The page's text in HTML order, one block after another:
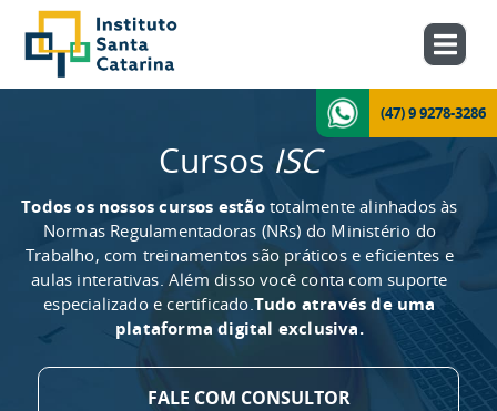
(47) 9 9278-3286
Cursos ISC
Todos os nossos cursos estãototalmente alinhados às
Normas Regulamentadoras (NRs) do Ministério do
Trabalho, com treinamentos são práticos e eficientes e
aulas interativas. Além disso você conta com suporte
especializado e certificado.Tudo através de uma
plataforma digital exclusiva.
FALE COM CONSULTOR